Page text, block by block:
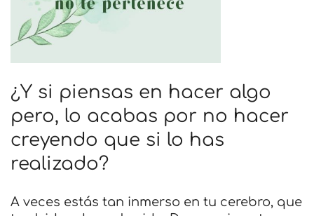
¿Y si piensas en hacer algo
pero, lo acabas por no hacer
creyendo que si lo has
realizado?
A veces estás tan inmerso en tu cerebro, que